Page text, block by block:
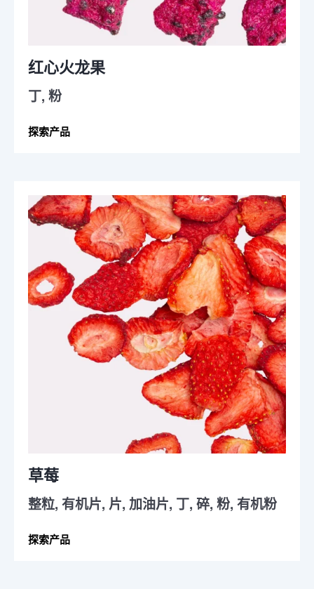
红心火龙果
丁, 粉
探索产品
草莓
整粒, 有机片, 片, 加油片, 丁, 碎, 粉, 有机粉
探索产品